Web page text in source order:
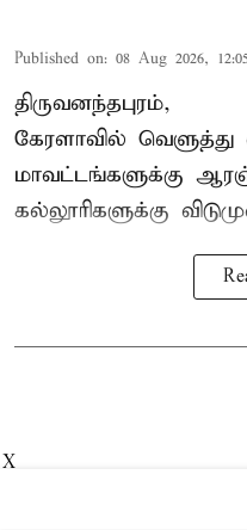
Published on: 08 Aug 2026,
திருவனந்தபுரம்,
கேரளாவில்
மாவட்டங்களுக்கு
கல்லூரிகளுக்கு
X